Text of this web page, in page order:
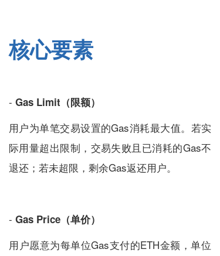
核心要素
- Gas Limit（限额）
用户为单笔交易设置的Gas消耗最大值。若实
际用量超出限制，交易失败且已消耗的Gas不
退还；若未超限，剩余Gas返还用户。
- Gas Price（单价）
用户愿意为每单位Gas支付的ETH金额，单位